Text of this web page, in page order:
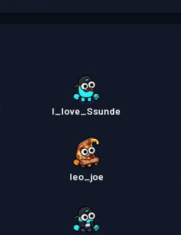
I_love_Ssunde
leo_joe